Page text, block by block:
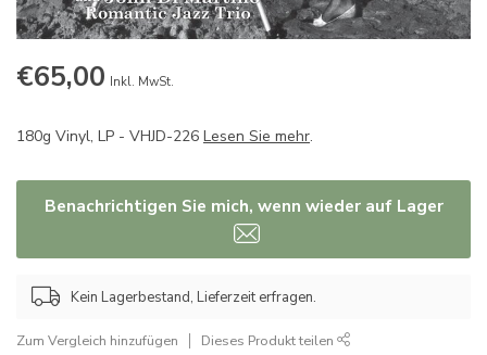
€65,00 Inkl. MwSt.
180g Vinyl, LP - VHJD-226 Lesen Sie mehr.
Benachrichtigen Sie mich, wenn wieder auf Lager
Kein Lagerbestand, Lieferzeit erfragen.
Zum Vergleich hinzufügen Dieses Produkt teilen